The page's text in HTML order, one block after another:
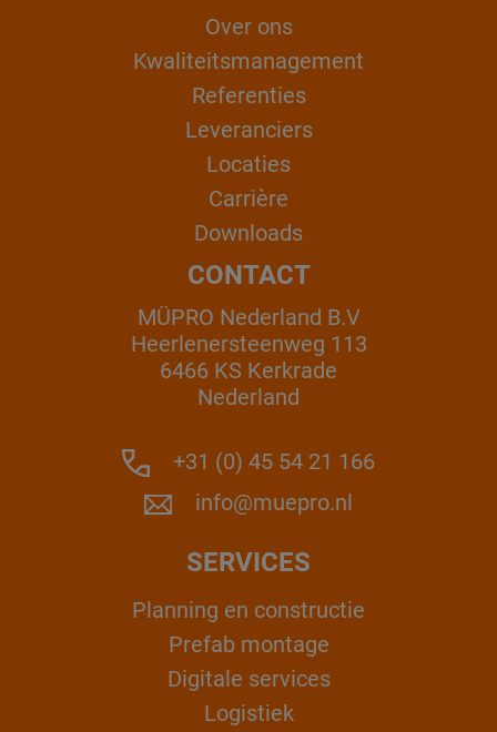
Over ons
Kwaliteitsmanagement
Referenties
Leveranciers
Locaties
Carrière
Downloads
CONTACT
MÜPRO Nederland B.V
Heerlenersteenweg 113
6466 KS Kerkrade
Nederland
+31 (0) 45 54 21 166
info@muepro.nl
SERVICES
Planning en constructie
Prefab montage
Digitale services
Logistiek